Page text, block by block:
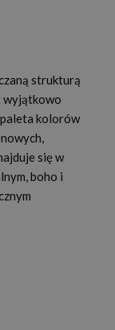
strukturą
wyjątkowo
kolorów
się w
boho i